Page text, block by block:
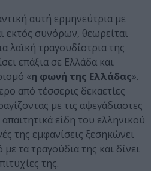
αυτή ερμηνεύτρια με
εκτός συνόρων, θεωρείται
λαϊκή τραγουδίστρια της
επάξια σε Ελλάδα και
«η φωνή της Ελλάδας».
από τέσσερις δεκαετίες
με τις αψεγάδιαστες
είδη του ελληνικού
της εμφανίσεις ξεσηκώνει
με τα τραγούδια της και δίνει
της.